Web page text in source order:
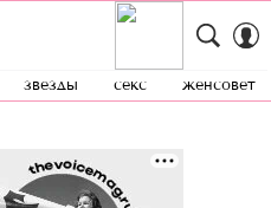
звезды секс женсовет